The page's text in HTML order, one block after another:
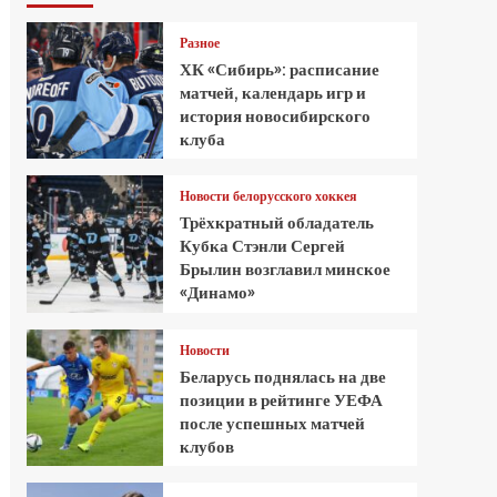
Разное
ХК «Сибирь»: расписание
матчей, календарь игр и
история новосибирского
клуба
Новости белорусского хоккея
Трёхкратный обладатель
Кубка Стэнли Сергей
Брылин возглавил минское
«Динамо»
Новости
Беларусь поднялась на две
позиции в рейтинге УЕФА
после успешных матчей
клубов